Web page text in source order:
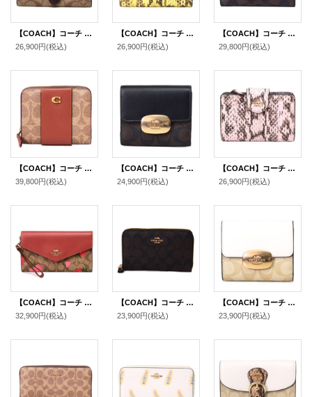
【COACH】コーチ コーティングキャンバス レザー シグネチャー クリオ ミディアム ウォレット 二つ折り財布 カーキマルチ（日本未発売）
26,900円(税込)
【COACH】コーチ 財布 パイソン スネー エンボスドレザーク アニマル ロゴ ミディアム コーナー ジップ ウォレット 二つ折り財布 イエロー（日本未発売）
26,900円(税込)
【COACH】コーチ コーティングキャンバス レザー シグネチャー グレース ミディアム ウォレット フラップ 二つ折り財布 ブラウンブラックマルチ（日本未発売）
29,800円(税込)
【COACH】コーチ 財布 コーティングキャンバス レザー シグネチャー カラーブラック ビルフォールド ロゴ スナップ ウォレット 二つ折り 財布 タンキャラメル（日本未発売）
39,800円(税込)
【COACH】コーチ コーティングキャンバス レザー シグネチャー スモール エライザ ロゴ ウォレット 二つ折り財布 ブラウン×ブラック〔日本未発売〕
24,900円(税込)
【COACH】コーチ 財布 パイソン スネークレザー エンボスドアニマル ロゴ ミディアム コーナー ジップ ウォレット 二つ折り財布 ピンク（日本未発売）
26,900円(税込)
【COACH】コーチ コーティングキャンバス レザー シグネチャー ストロベリー 苺 トラベル エンベロープ リストレット付き ウォレット 三つ折り 長財布 カーキマルチ（日本未発売）
32,900円(税込)
【COACH】コーチ コーティングキャンバス レザー シグネチャー ミディアム ジップ アラウンド ウォレット 財布 ブラウン×ブラック（日本未発売）
23,900円(税込)
【COACH】コーチ コーティングキャンバス レザー シグネチャー スモール エライザ ロゴ ウォレット 二つ折り財布 ライトカーキ×チャーク【訳あり】〔日本未発売〕
23,900円(税込)